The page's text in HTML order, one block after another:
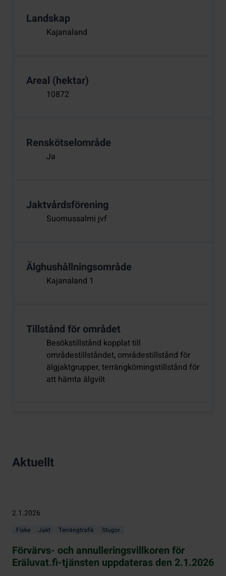
Landskap
Kajanaland
Areal (hektar)
10872
Renskötselområde
Ja
Jaktvårdsförening
Suomussalmi jvf
Älghushållningsområde
Kajanaland 1
Tillstånd för området
Besökstillstånd kopplat till
områdestillståndet, områdestillstånd för
älgjaktgrupper, terrängkörningstillstånd för
att hämta älgvilt
Aktuellt
2.1.2026
Fiske Jakt Terrängtrafik Stugor
Förvärvs- och annulleringsvillkoren för
Eräluvat.fi-tjänsten uppdateras den 2.1.2026